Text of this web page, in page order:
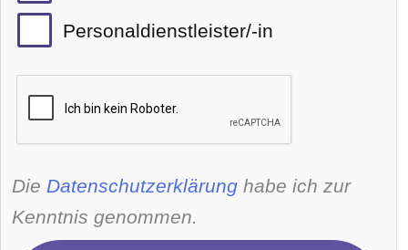
Personaldienstleister/-in
Die Datenschutzerklärung habe ich zur
Kenntnis genommen.